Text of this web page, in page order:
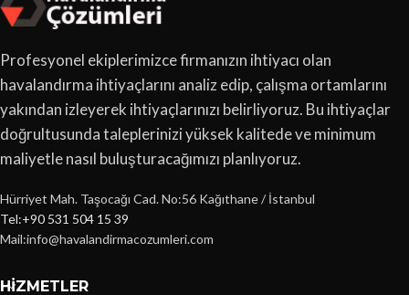
Profesyonel ekiplerimizce firmanızın ihtiyacı olan
havalandırma ihtiyaçlarını analiz edip, çalışma ortamlarını
yakından izleyerek ihtiyaçlarınızı belirliyoruz. Bu ihtiyaçlar
doğrultusunda taleplerinizi yüksek kalitede ve minimum
maliyetle nasıl buluşturacağımızı planlıyoruz.
Hürriyet Mah. Taşocağı Cad. No:56 Kağıthane / İstanbul
Tel:+90 531 504 15 39
Mail:info@havalandirmacozumleri.com
HIZMETLER